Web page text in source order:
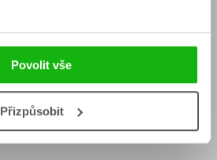
Povolit vše
PřizpůsobitKontakty Albatros Media